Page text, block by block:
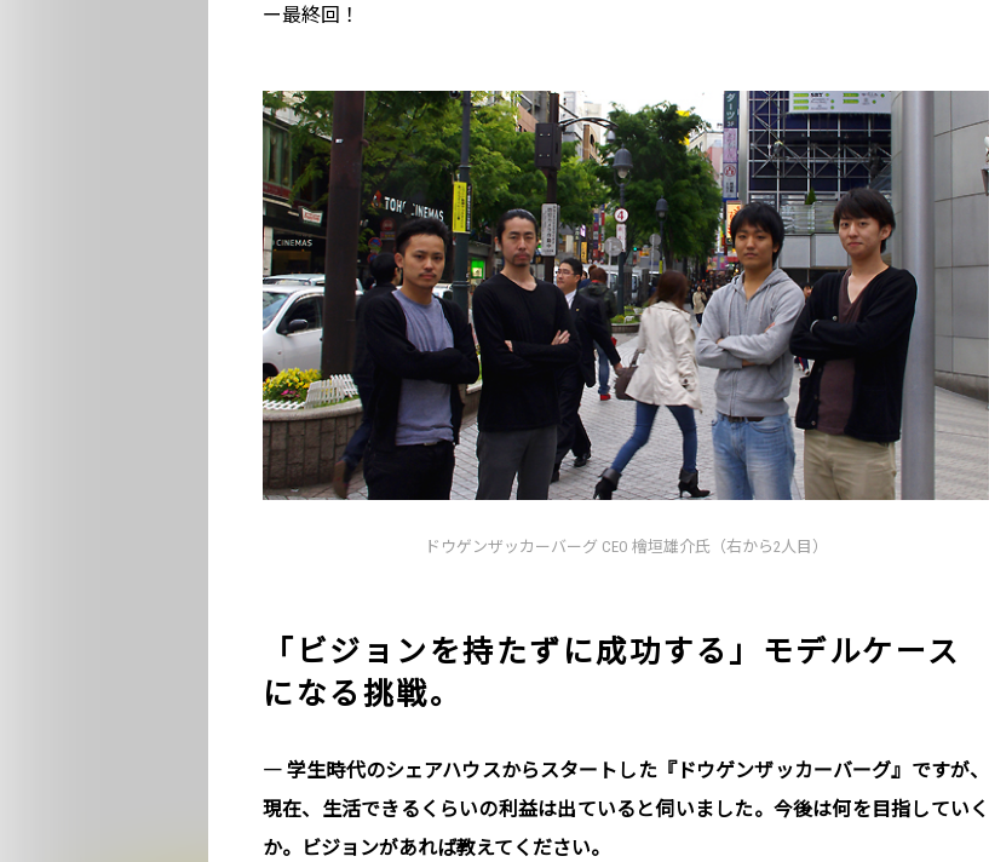
ー最終回！
ドウゲンザッカーバーグ CEO 檜垣雄介氏（右から2人目）
「ビジョンを持たずに成功する」モデルケース
になる挑戦。
― 学生時代のシェアハウスからスタートした『ドウゲンザッカーバーグ』ですが、
現在、生活できるくらいの利益は出ていると伺いました。今後は何を目指していく
か。ビジョンがあれば教えてください。